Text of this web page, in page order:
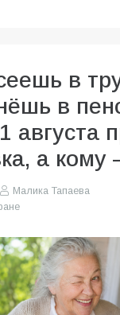
в
в
августа
а кому
Малика Тапаева